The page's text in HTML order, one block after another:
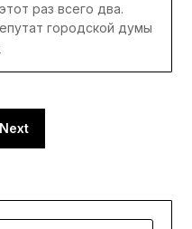
раз всего два.
городской думы
Next